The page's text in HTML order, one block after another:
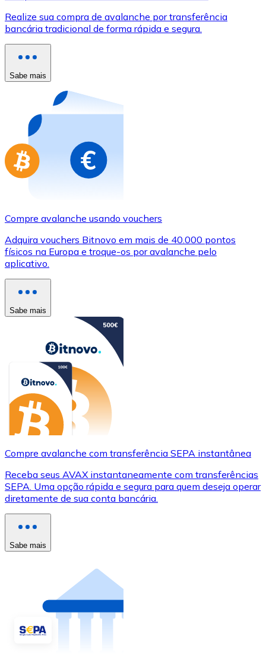
Use cartões Visa e Mastercard para comprar
Comprar com cartão
Loja - Cartões-presente
Novo
Compre cartões-presente das suas marcas favoritas
Ir para a loja de cartões-presente
Realize sua compra de avalanche por transferência
bancária tradicional de forma rápida e segura.
Sabe mais
Compre avalanche usando vouchers
Adquira vouchers Bitnovo em mais de 40.000 pontos
físicos na Europa e troque-os por avalanche pelo
aplicativo.
Sabe mais
Compre avalanche com transferência SEPA instantânea
Receba seus AVAX instantaneamente com transferências
SEPA. Uma opção rápida e segura para quem deseja operar
diretamente de sua conta bancária.
Sabe mais